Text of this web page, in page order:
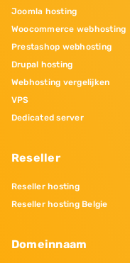
Joomla hosting
Woocommerce webhosting
Prestashop webhosting
Drupal hosting
Webhosting vergelijken
VPS
Dedicated server
Reseller
Reseller hosting
Reseller hosting Belgie
Domeinnaam